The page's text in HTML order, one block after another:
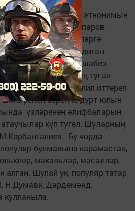
арасында “татар” этнонимын
Мәсәлән, Г.Алпаров
(1913) шәкертләргә
дип яза: “Без татар дигән
да татарча сөйләшәбез.
аңлыйбыз. Безнең туган
сүзләренә дәлил иттереп
шигыренең беренче дүрт юлын
үзләренең әлифбаларын
күп түгел. Шуларның
Бу чорда
булмавына карамастан,
мәкальләр, мәсәлләр,
Шулай ук, популяр татар
Н.Думави, Дәрдемәнд,
кулланыла.